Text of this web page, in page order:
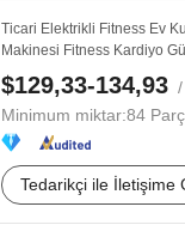
Ticari Elektrikli Fitness Ev
Makinesi Fitness Kardiyo
$129,33-134,93
Minimum miktar:84
Tedarikçi ile İletişime